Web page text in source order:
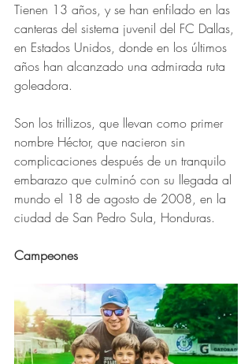
Tienen 13 años, y se han enfilado en las
canteras del sistema juvenil del FC Dallas,
en Estados Unidos, donde en los últimos
años han alcanzado una admirada ruta
goleadora.
Son los trillizos, que llevan como primer
nombre Héctor, que nacieron sin
complicaciones después de un tranquilo
embarazo que culminó con su llegada al
mundo el 18 de agosto de 2008, en la
ciudad de San Pedro Sula, Honduras.
Campeones